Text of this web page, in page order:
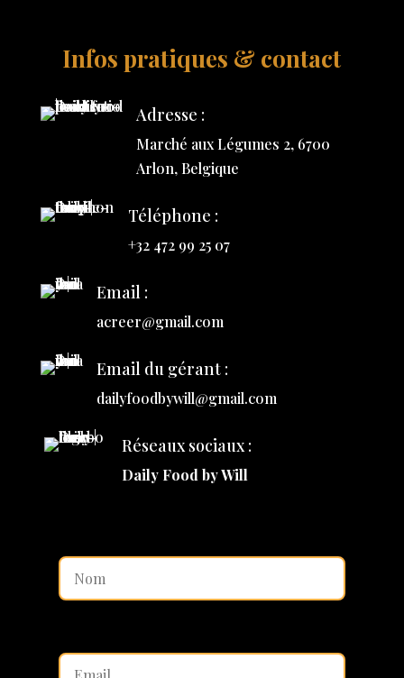
Infos pratiques & contact
Adresse :
Marché aux Légumes 2, 6700
Arlon, Belgique
Téléphone :
+32 472 99 25 07
Email :
acreer@gmail.com
Email du gérant :
dailyfoodbywill@gmail.com
Réseaux sociaux :
Daily Food by Will